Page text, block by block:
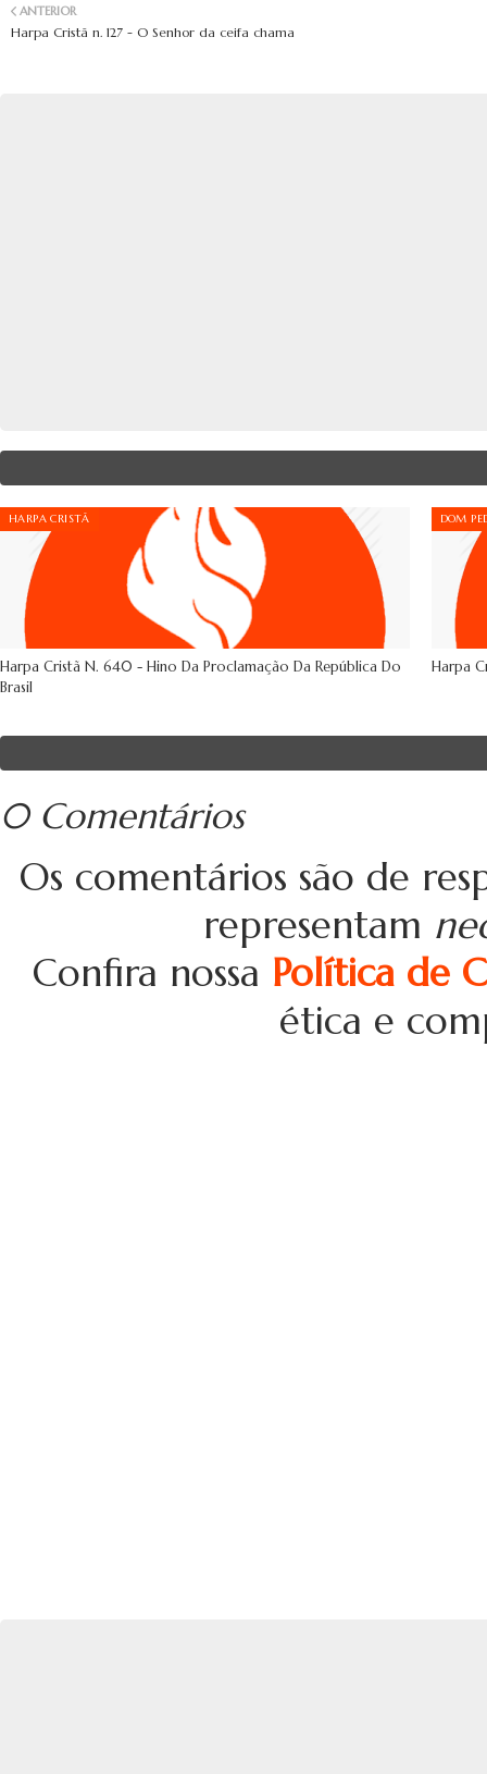
ANTERIOR
Harpa Cristã n. 127 - O Senhor da ceifa chama
HARPA CRISTÃ
Harpa Cristã N. 640 - Hino Da Proclamação Da República Do
Brasil
DOM
Harpa
0 Comentários
Os comentários são de
representam
Confira nossa Política de
ética e